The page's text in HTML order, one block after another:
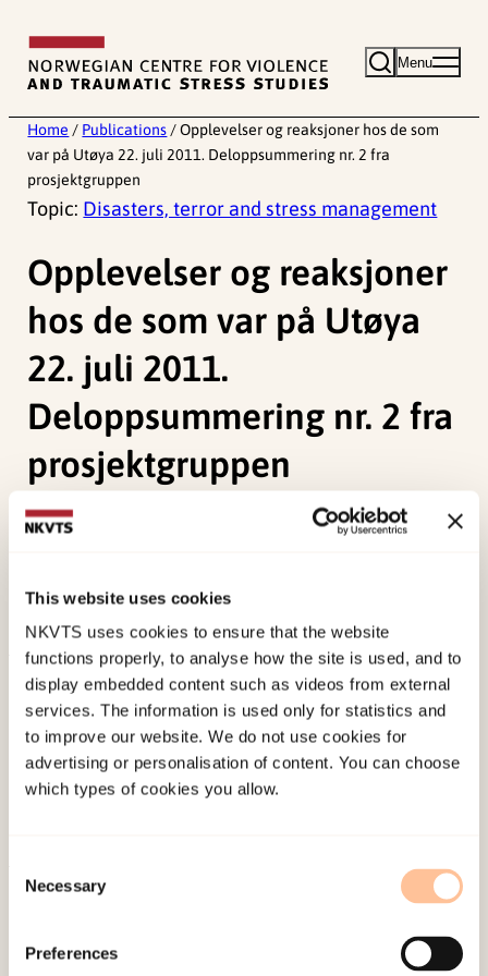
This website uses cookies
NKVTS uses cookies to ensure that the website
functions properly, to analyse how the site is used, and to
display embedded content such as videos from external
services. The information is used only for statistics and
to improve our website. We do not use cookies for
advertising or personalisation of content. You can choose
which types of cookies you allow.
Selection
Necessary
Preferences
content
Menu
Home / Publications / Opplevelser og reaksjoner hos de som
var på Utøya 22. juli 2011. Deloppsummering nr. 2 fra
prosjektgruppen
Topic: Disasters, terror and stress management
Opplevelser og reaksjoner
hos de som var på Utøya
22. juli 2011.
Deloppsummering nr. 2 fra
prosjektgruppen
Dyb, G.
"Opplevelser og
Deloppsummering nr. 2 fra prosjektgruppen
Published:19. March 2026
Last modified:7. August 2026
About NKVTS
Publications